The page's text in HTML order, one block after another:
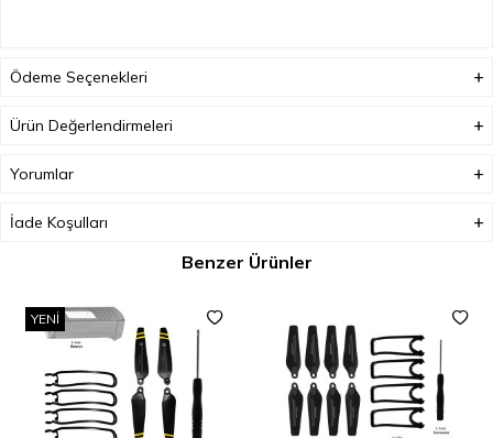
Ödeme Seçenekleri
Ürün Değerlendirmeleri
Yorumlar
İade Koşulları
Benzer Ürünler
YENI